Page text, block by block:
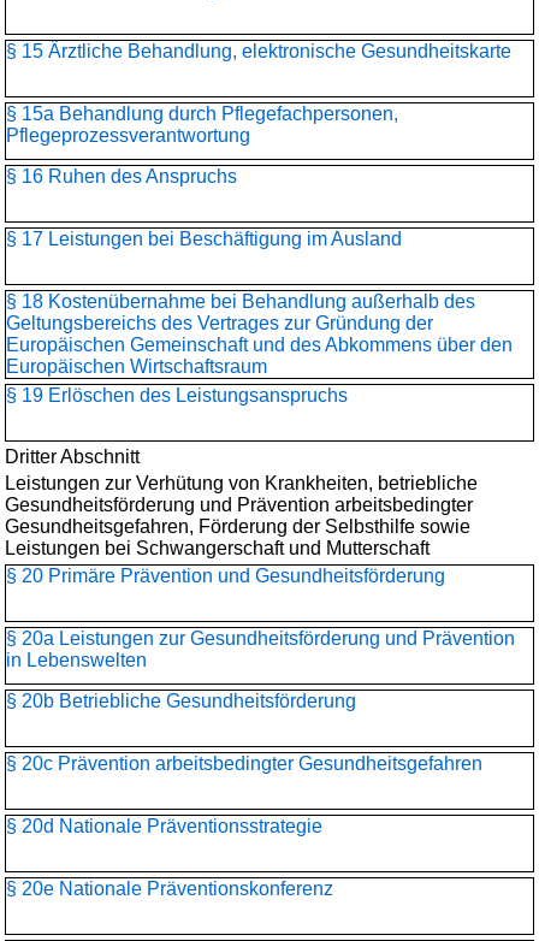
§ 15 Ärztliche Behandlung, elektronische Gesundheitskarte
§ 15a Behandlung durch Pflegefachpersonen,
Pflegeprozessverantwortung
§ 16 Ruhen des Anspruchs
§ 17 Leistungen bei Beschäftigung im Ausland
§ 18 Kostenübernahme bei Behandlung außerhalb des
Geltungsbereichs des Vertrages zur Gründung der
Europäischen Gemeinschaft und des Abkommens über den
Europäischen Wirtschaftsraum
§ 19 Erlöschen des Leistungsanspruchs
Dritter Abschnitt
Leistungen zur Verhütung von Krankheiten, betriebliche
Gesundheitsförderung und Prävention arbeitsbedingter
Gesundheitsgefahren, Förderung der Selbsthilfe sowie
Leistungen bei Schwangerschaft und Mutterschaft
§ 20 Primäre Prävention und Gesundheitsförderung
§ 20a Leistungen zur Gesundheitsförderung und Prävention
in Lebenswelten
§ 20b Betriebliche Gesundheitsförderung
§ 20c Prävention arbeitsbedingter Gesundheitsgefahren
§ 20d Nationale Präventionsstrategie
§ 20e Nationale Präventionskonferenz